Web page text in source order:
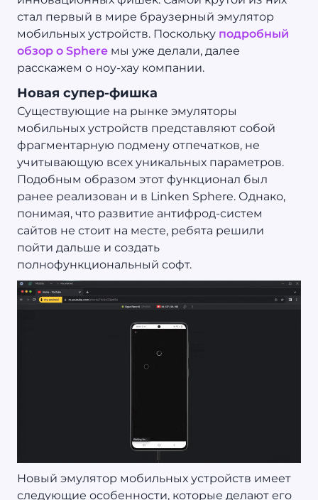
стал первый в мире браузерный эмулятор
мобильных устройств. Поскольку подробный
обзор о Sphere мы уже делали, далее
расскажем о ноу-хау компании.
Новая супер-фишка
Существующие на рынке эмуляторы
мобильных устройств представляют собой
фрагментарную подмену отпечатков, не
учитывающую всех уникальных параметров.
Подобным образом этот функционал был
ранее реализован и в Linken Sphere. Однако,
понимая, что развитие антифрод-систем
сайтов не стоит на месте, ребята решили
пойти дальше и создать
полнофункциональный софт.
Новый эмулятор мобильных устройств имеет
следующие особенности, которые делают его